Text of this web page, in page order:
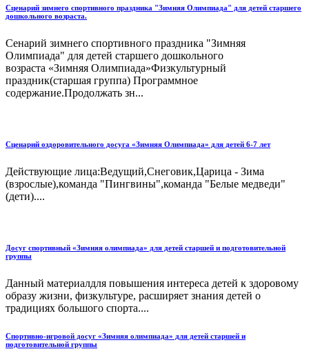
Сценарий зимнего спортивного праздника "Зимняя Олимпиада" для детей старшего
дошкольного возраста.
Сенарий зимнего спортивного праздника "Зимняя
Олимпиада" для детей старшего дошкольного
возраста «Зимняя Олимпиада»Физкультурный
праздник(старшая группа) Программное
содержание.Продолжать зн...
Сценарий оздоровительного досуга «Зимняя Олимпиада» для детей 6-7 лет
Действующие лица:Ведущий,Снеговик,Царица - Зима
(взрослые),команда "Пингвины",команда "Белые медведи"
(дети)....
Досуг спортивный «Зимняя олимпиада» для детей старшей и подготовительной
группы
Данный материалдля повышения интереса детей к здоровому
образу жизни, физкультуре, расширяет знания детей о
традициях большого спорта....
Спортивно-игровой досуг «Зимняя олимпиада» для детей старшей и
подготовительной группы